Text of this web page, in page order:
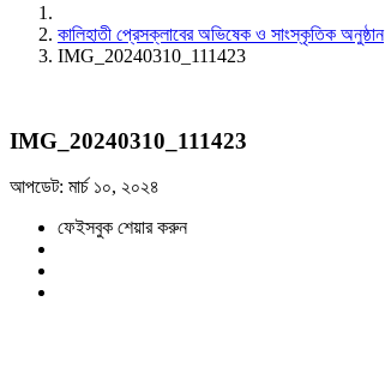
কালিহাতী প্রেসক্লাবের অভিষেক ও সাংস্কৃতিক অনুষ্ঠান
IMG_20240310_111423
IMG_20240310_111423
আপডেট: মার্চ ১০, ২০২৪
ফেইসবুক শেয়ার করুন